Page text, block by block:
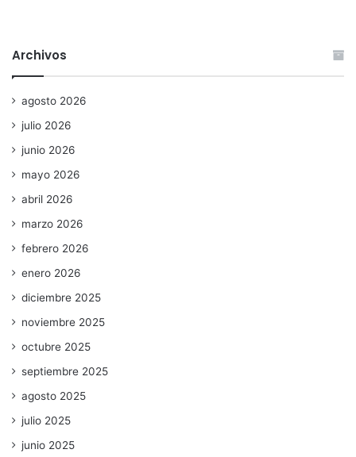
Archivos
agosto 2026
julio 2026
junio 2026
mayo 2026
abril 2026
marzo 2026
febrero 2026
enero 2026
diciembre 2025
noviembre 2025
octubre 2025
septiembre 2025
agosto 2025
julio 2025
junio 2025